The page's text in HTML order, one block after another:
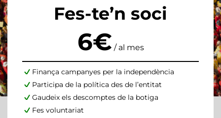
Fes-te’n soci
6€ / al mes
Finança campanyes per la independència
Participa de la política des de l’entitat
Gaudeix els descomptes de la botiga
Fes voluntariat